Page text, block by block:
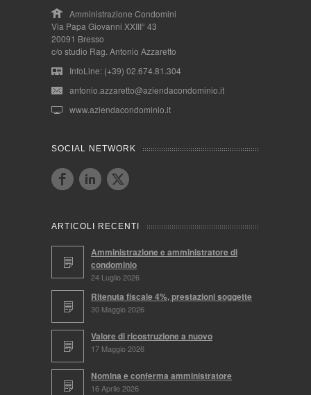
Amministrazione Condomini
Via Papa Giovanni XXIII° 43
20091 Bresso
c/o studio Rag. Antonio Azzaretto
InfoLine: (+39) 02.674.81.304
antonio.azzaretto@aziendacondominio.it
www.aziendacondominio.it
SOCIAL NETWORK
ARTICOLI RECENTI
Amministrazione e amministratore di
condominio
24 Luglio 2026
Ritenuta fiscale 4%, prestazioni soggette
30 Maggio 2026
Valore di ricostruzione a nuovo
17 Maggio 2026
Nomina e conferma amministratore
16 Aprile 2026